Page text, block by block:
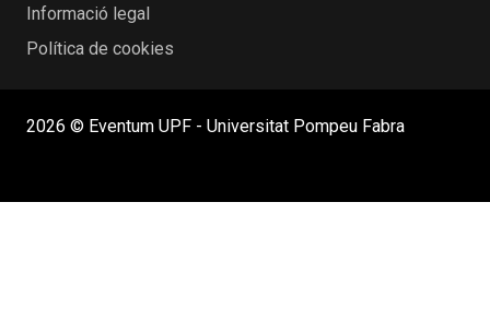
Informació legal
Política de cookies
2026 © Eventum UPF - Universitat Pompeu Fabra